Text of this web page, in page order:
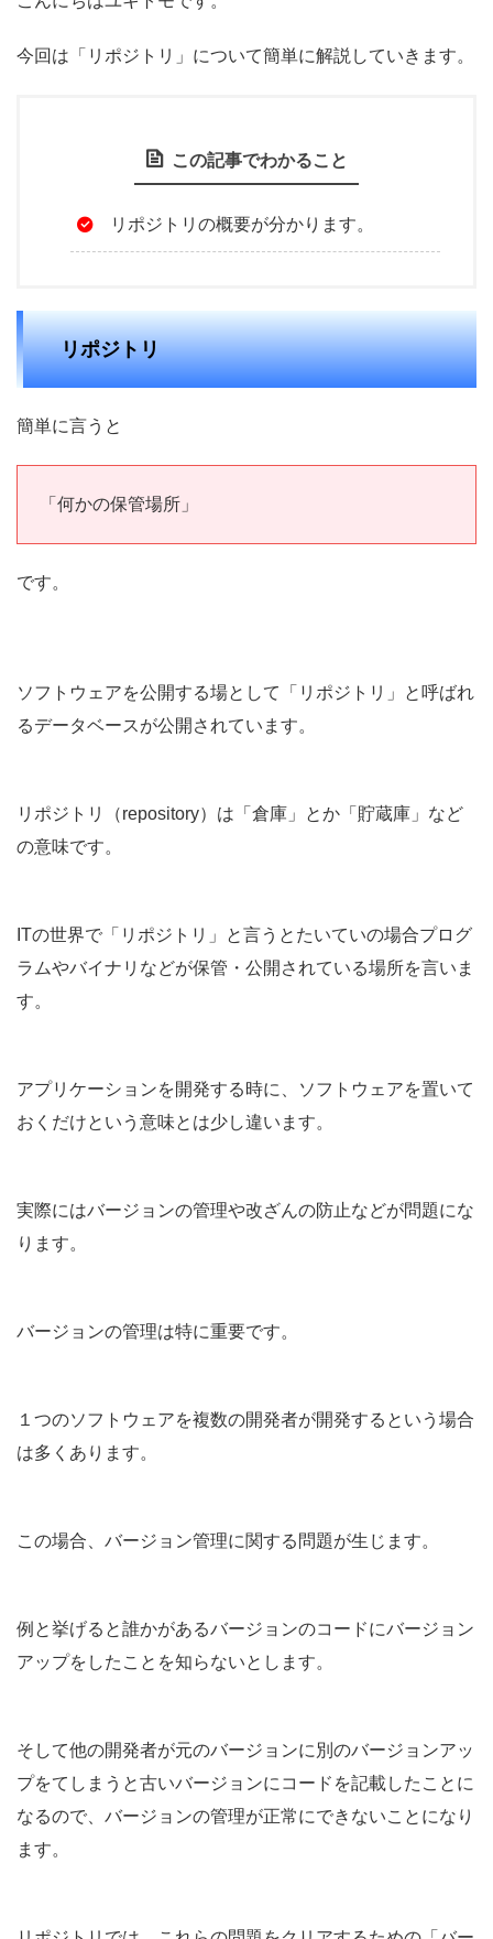
今回は「リポジトリ」について簡単に解説していきます。
この記事でわかること
リポジトリの概要が分かります。
リポジトリ
簡単に言うと
「何かの保管場所」
です。
ソフトウェアを公開する場として「リポジトリ」と呼ばれ
るデータベースが公開されています。
リポジトリ（repository）は「倉庫」とか「貯蔵庫」など
の意味です。
ITの世界で「リポジトリ」と言うとたいていの場合プログ
ラムやバイナリなどが保管・公開されている場所を言いま
す。
アプリケーションを開発する時に、ソフトウェアを置いて
おくだけという意味とは少し違います。
実際にはバージョンの管理や改ざんの防止などが問題にな
ります。
バージョンの管理は特に重要です。
１つのソフトウェアを複数の開発者が開発するという場合
は多くあります。
この場合、バージョン管理に関する問題が生じます。
例と挙げると誰かがあるバージョンのコードにバージョン
アップをしたことを知らないとします。
そして他の開発者が元のバージョンに別のバージョンアッ
プをてしまうと古いバージョンにコードを記載したことに
なるので、バージョンの管理が正常にできないことになり
ます。